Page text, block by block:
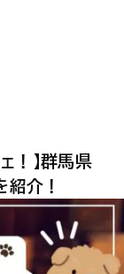
！】群馬県
紹介！